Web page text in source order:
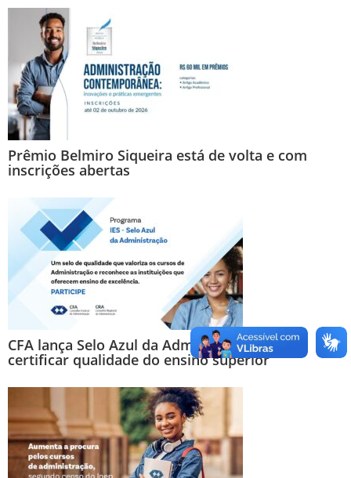
Prêmio Belmiro Siqueira está de volta e com
inscrições abertas
CFA lança Selo Azul da Administração para
certificar qualidade do ensino superior